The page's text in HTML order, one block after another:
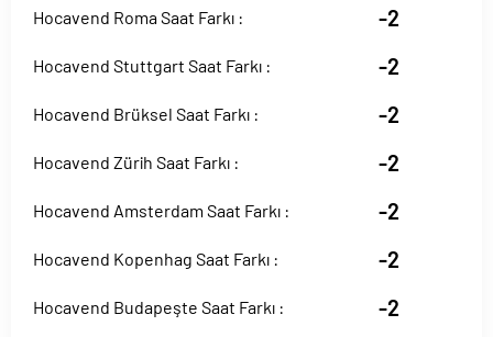
Hocavend Roma Saat Farkı : -2
Hocavend Stuttgart Saat Farkı : -2
Hocavend Brüksel Saat Farkı : -2
Hocavend Zürih Saat Farkı : -2
Hocavend Amsterdam Saat Farkı : -2
Hocavend Kopenhag Saat Farkı : -2
Hocavend Budapeşte Saat Farkı : -2